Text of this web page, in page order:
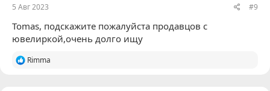
5 Авг 2023 #9
Tomas, подскажите пожалуйста продавцов с
ювелиркой,очень долго ищу
Р
Rimma